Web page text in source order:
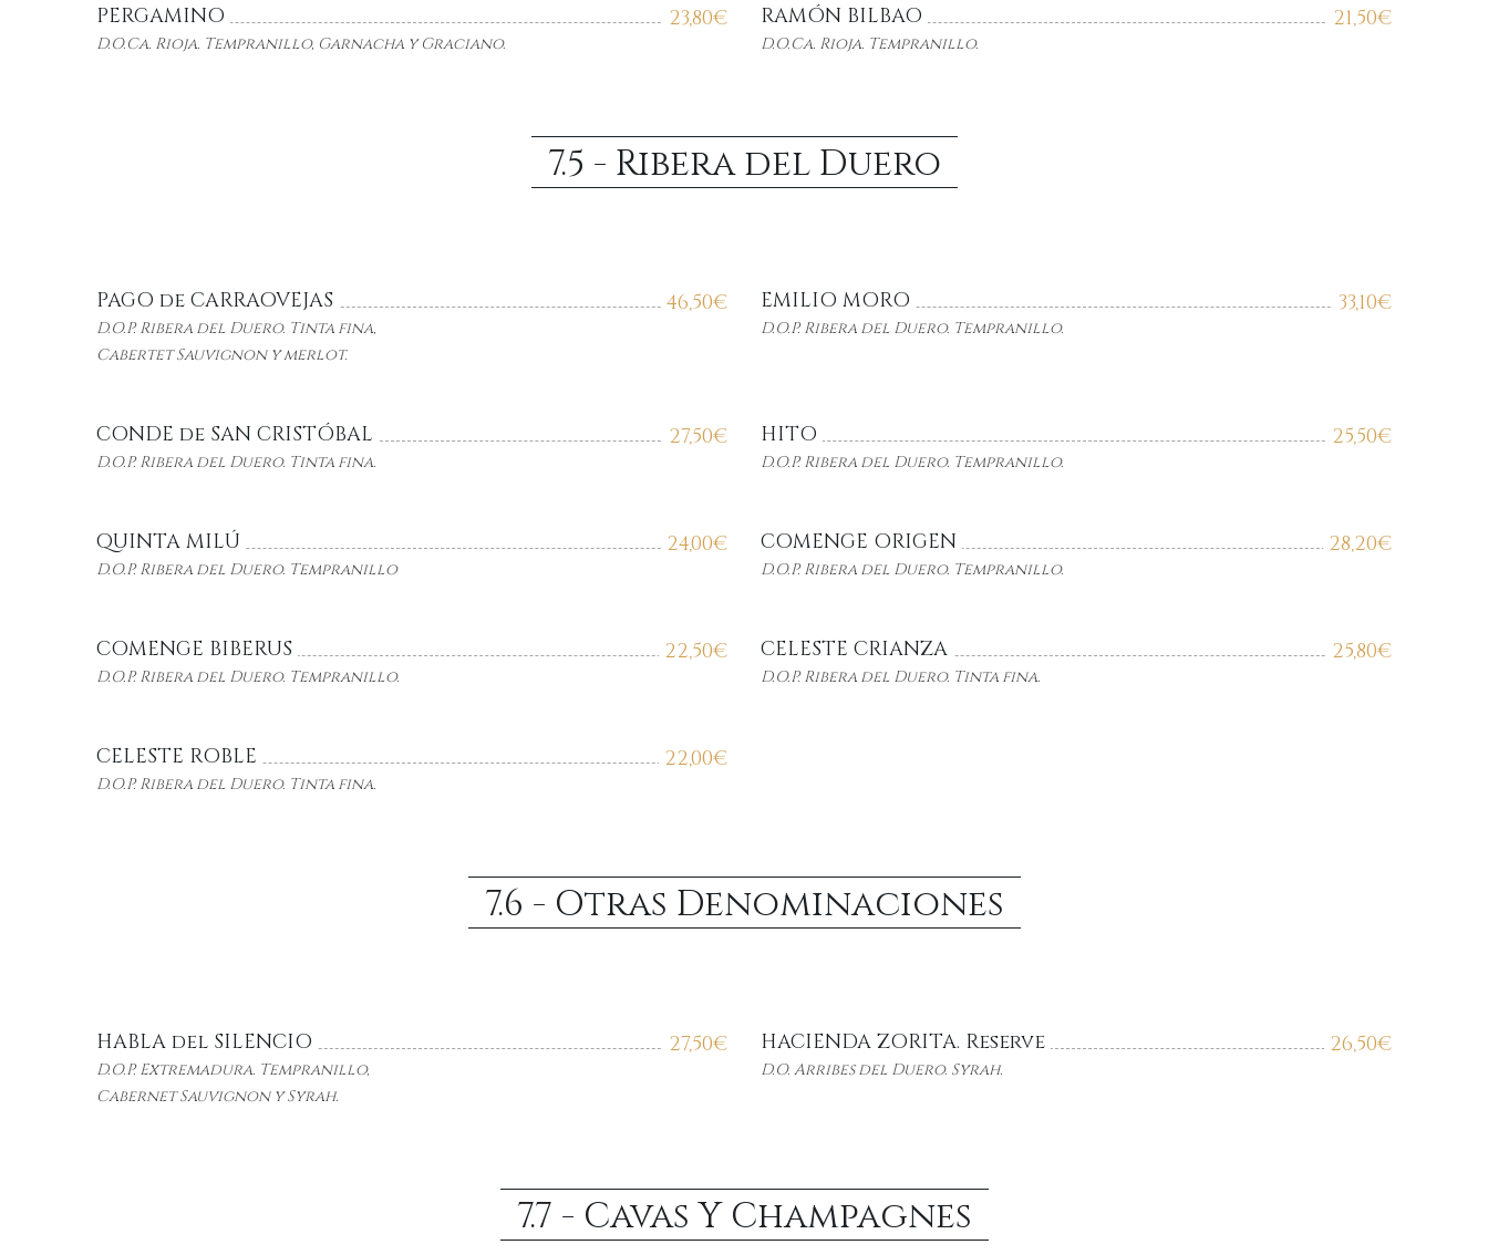
23,80€
PERGAMINO
D.O.Ca. Rioja. Tempranillo, Garnacha y Graciano.
21,50€
RAMÓN BILBAO
D.O.Ca. Rioja. Tempranillo.
7.5 - Ribera del Duero
46,50€
PAGO de CARRAOVEJAS
D.O.P. Ribera del Duero. Tinta fina,
CabertetSauvignon y merlot.
33,10€
EMILIO MORO
D.O.P. Ribera del Duero. Tempranillo.
27,50€
CONDE de SAN CRISTÓBAL
D.O.P. Ribera del Duero. Tinta fina.
25,50€
HITO
D.O.P. Ribera del Duero. Tempranillo.
24,00€
QUINTA MILÚ
D.O.P. Ribera del Duero. Tempranillo
28,20€
COMENGE ORIGEN
D.O.P. Ribera del Duero. Tempranillo.
22,50€
COMENGE BIBERUS
D.O.P. Ribera del Duero. Tempranillo.
25,80€
CELESTE CRIANZA
D.O.P. Ribera del Duero. Tinta fina.
22,00€
CELESTE ROBLE
D.O.P. Ribera del Duero. Tinta fina.
7.6 - Otras Denominaciones
27,50€
HABLA del SILENCIO
D.O.P. Extremadura. Tempranillo,
Cabernet Sauvignon y Syrah.
26,50€
HACIENDA ZORITA. Reserve
D.O. Arribes del Duero. Syrah.
7.7 - Cavas Y Champagnes